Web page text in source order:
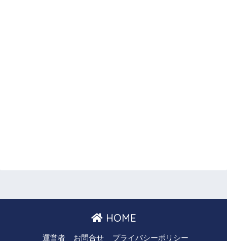
HOME
運営者 お問合せ プライバシーポリシー